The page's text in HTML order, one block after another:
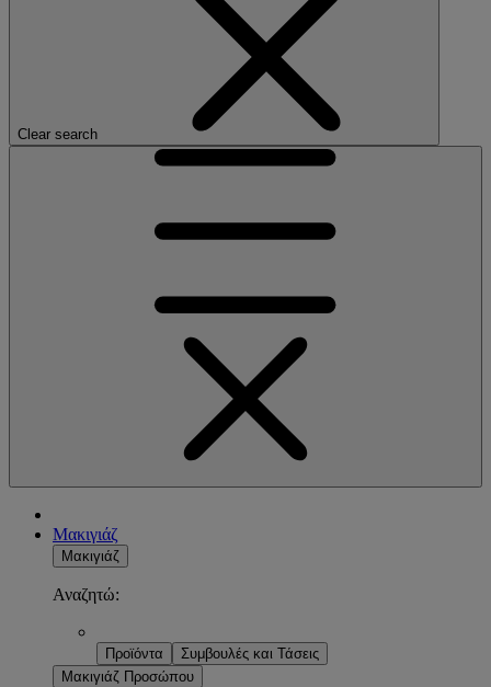
Clear search
Μακιγιάζ
Μακιγιάζ
Αναζητώ:
Προϊόντα
Συμβουλές και Τάσεις
Μακιγιάζ Προσώπου